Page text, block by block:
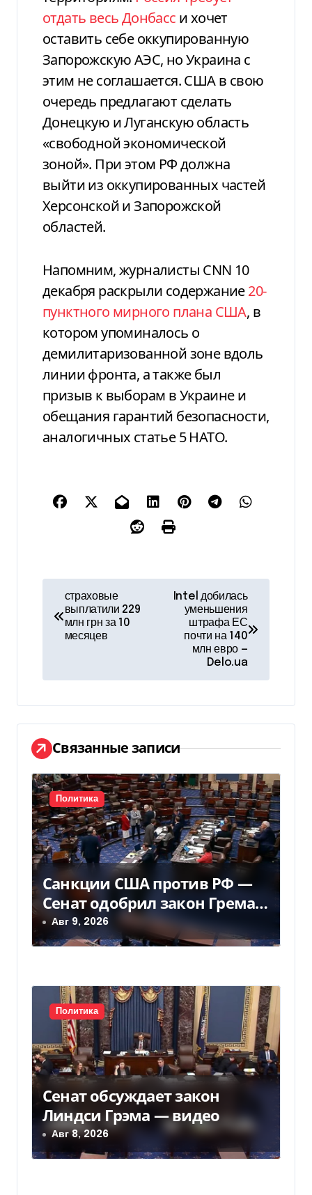
отдать весь Донбасс и хочет
оставить себе оккупированную
Запорожскую АЭС, но Украина с
этим не соглашается. США в свою
очередь предлагают сделать
Донецкую и Луганскую область
«свободной экономической
зоной». При этом РФ должна
выйти из оккупированных частей
Херсонской и Запорожской
областей.
Напомним, журналисты CNN 10
декабря раскрыли содержание20-
пунктного мирного плана США, в
котором упоминалось о
демилитаризованной зоне вдоль
линии фронта, а также был
призыв к выборам в Украине и
обещания гарантий безопасности,
аналогичных статье 5 НАТО.
и
г
а
ц
и
я
п
о
з
а
и
с
я
м
страховые
выплатили 229
млн грн за 10
месяцев
Intel добилась
уменьшения
штрафа ЕС
почти на 140
млн евро —
Delo.ua
Связанные записи
Политика
Санкции США против РФ —
Сенат одобрил закон Грема
— Фокус
Авг 9, 2026
Политика
Сенат обсуждает закон
Линдси Грэма — видео
Авг 8, 2026